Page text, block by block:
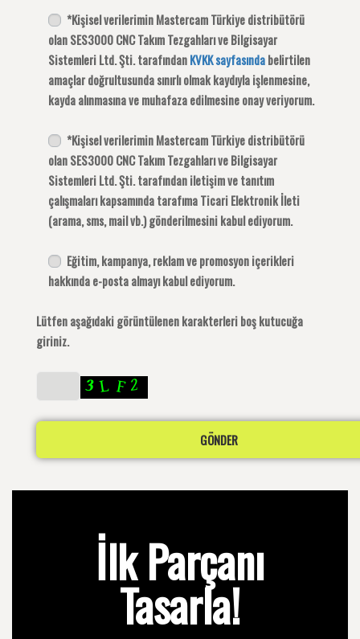
*Kişisel verilerimin Mastercam Türkiye distribütörü
olan SES3000 CNC Takım Tezgahları ve Bilgisayar
Sistemleri Ltd. Şti. tarafındanKVKK sayfasındabelirtilen
amaçlar doğrultusunda sınırlı olmak kaydıyla işlenmesine,
kayda alınmasına ve muhafaza edilmesine onay veriyorum.
*Kişisel verilerimin Mastercam Türkiye distribütörü
olan SES3000 CNC Takım Tezgahları ve Bilgisayar
Sistemleri Ltd. Şti. tarafından iletişim ve tanıtım
çalışmaları kapsamında tarafıma Ticari Elektronik İleti
(arama, sms, mail vb.) gönderilmesini kabul ediyorum.
Eğitim, kampanya, reklam ve promosyon içerikleri
hakkında e-posta almayı kabul ediyorum.
Lütfen aşağıdaki görüntülenen karakterleri boş kutucuğa
giriniz.
İlk Parçanı
Tasarla!